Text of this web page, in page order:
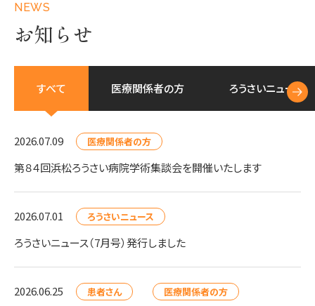
NEWS
お知らせ
すべて 医療関係者の方 ろうさいニュース
2026.07.09 医療関係者の方
第８４回浜松ろうさい病院学術集談会を開催いたします
2026.07.01 ろうさいニュース
ろうさいニュース（7月号）発行しました
2026.06.25 患者さん 医療関係者の方